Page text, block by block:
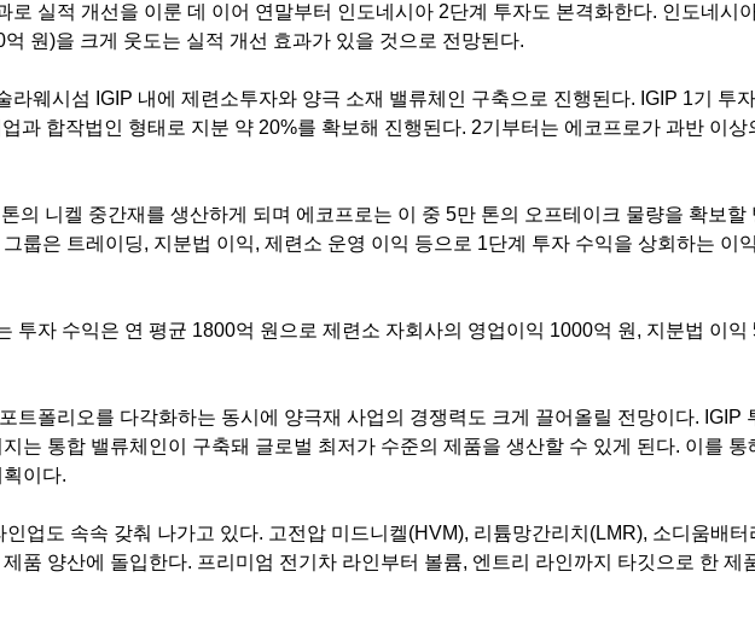
로 실적 개선을 이룬 데 이어 연말부터 인도네시아 2단계 투자도 본격화한다. 인도네시
억 원)을 크게 웃도는 실적 개선 효과가 있을 것으로 전망된다.
라웨시섬 IGIP 내에 제련소투자와 양극 소재 밸류체인 구축으로 진행된다. IGIP 1기 투
과 합작법인 형태로 지분 약 20%를 확보해 진행된다. 2기부터는 에코프로가 과반 이상
의 니켈 중간재를 생산하게 되며 에코프로는 이 중 5만 톤의 오프테이크 물량을 확보할
룹은 트레이딩, 지분법 이익, 제련소 운영 이익 등으로 1단계 투자 수익을 상회하는 이
투자 수익은 연 평균 1800억 원으로 제련소 자회사의 영업이익 1000억 원 , 지분법 이익
트폴리오를 다각화하는 동시에 양극재 사업의 경쟁력도 크게 끌어올릴 전망이다. IGIP
는 통합 밸류체인이 구축돼 글로벌 최저가 수준의 제품을 생산할 수 있게 된다. 이를 통
이다.
업도 속속 갖춰 나가고 있다. 고전압 미드니켈(HVM), 리튬망간리치 (LMR), 소디움배터
품 양산에 돌입한다. 프리미엄 전기차 라인부터 볼륨, 엔트리 라인까지 타깃으로 한 제